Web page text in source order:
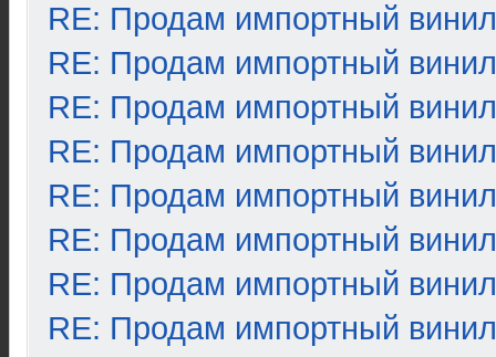
RE: Продам импортный винил
RE: Продам импортный винил
RE: Продам импортный винил
RE: Продам импортный винил
RE: Продам импортный винил
RE: Продам импортный винил
RE: Продам импортный винил
RE: Продам импортный винил